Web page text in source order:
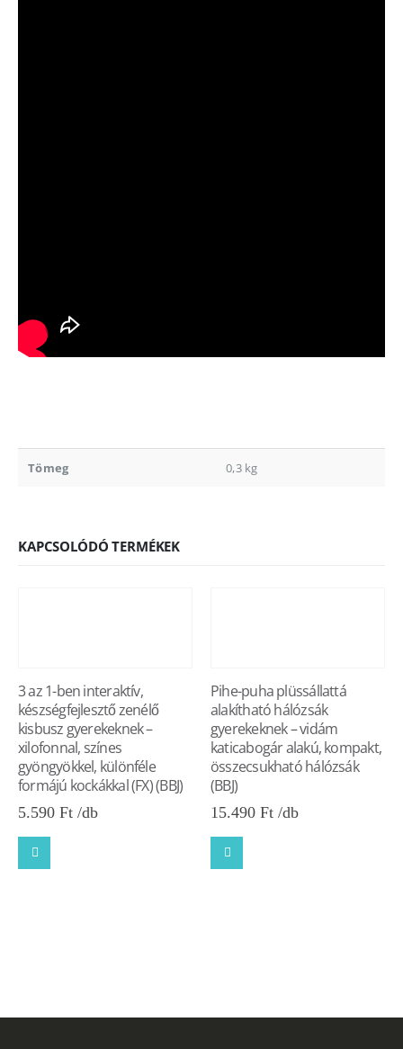
Tömeg 0,3 kg
KAPCSOLÓDÓ TERMÉKEK
3 az 1-ben interaktív,
készségfejlesztő zenélő
kisbusz gyerekeknek –
xilofonnal, színes
gyöngyökkel, különféle
formájú kockákkal (FX) (BBJ)
5.590 Ft
Pihe-puha plüssállattá
alakítható hálózsák
gyerekeknek – vidám
katicabogár alakú, kompakt,
összecsukható hálózsák
(BBJ)
15.490 Ft